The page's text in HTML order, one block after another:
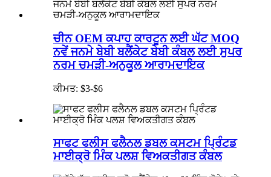
ਚੀਨ OEM ਕਪਾਹ ਕਾਰਟੂਨ ਲਈ ਘੱਟ MOQ
ਨਵੇਂ ਜਨਮੇ ਬੇਬੀ ਬਲੈਂਕੇਟ ਬੇਬੀ ਕੰਬਲ ਲਈ ਸੁਪਰ
ਨਰਮ ਚਮੜੀ-ਅਨੁਕੂਲ ਆਰਾਮਦਾਇਕ
ਕੀਮਤ: $3-$6
ਸਾਫਟ ਫਲੀਸ ਫਲੈਨਲ ਡਬਲ ਕਸਟਮ ਪ੍ਰਿੰਟਡ
ਮਾਈਕ੍ਰੋ ਮਿੰਕ ਪਲਸ਼ ਵਿਅਕਤੀਗਤ ਕੰਬਲ